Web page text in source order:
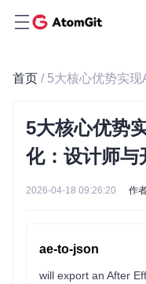
首页
5大核心优势
化：设计师与
2026-04-18 09:26:20 作
ae-to-json
will export an After